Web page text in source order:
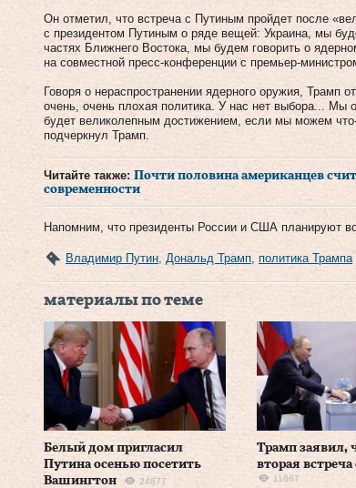
Он отметил, что встреча с Путиным пройдет после
с президентом Путиным о ряде вещей: Украина, мы
частях Ближнего Востока, мы будем говорить о
на совместной пресс-конференции с премьер-
Говоря о нераспространении ядерного оружия, Трамп
очень, очень плохая политика. У нас нет выбора... Мы
будет великолепным достижением, если мы можем
подчеркнул Трамп.
Читайте также: Почти половина американцев
современности
Напомним, что президенты России и США планируют
Владимир Путин Дональд Трамп политика Трампа
материалы по теме
Белый дом пригласил
Путина осенью посетить
Вашингтон
24877
Трамп заявил,
вторая
11867